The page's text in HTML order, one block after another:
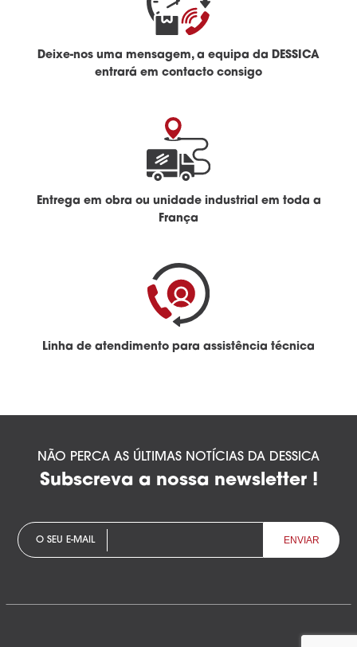
Deixe-nos uma mensagem, a equipa da DESSICA
entrará em contacto consigo
Entrega em obra ou unidade industrial em toda a
França
Linha de atendimento para assistência técnica
NÃO PERCA AS ÚLTIMAS NOTÍCIAS DA DESSICA
Subscreva a nossa newsletter !
O SEU E-MAIL